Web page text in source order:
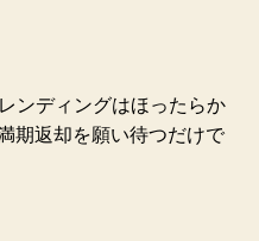
ンディングはほったらか
期返却を願い待つだけで